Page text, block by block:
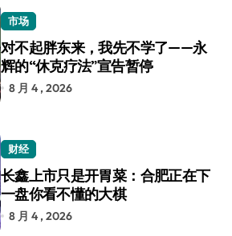
市场
对不起胖东来，我先不学了——永
辉的“休克疗法”宣告暂停
8 月 4 , 2026
财经
长鑫上市只是开胃菜：合肥正在下
一盘你看不懂的大棋
8 月 4 , 2026